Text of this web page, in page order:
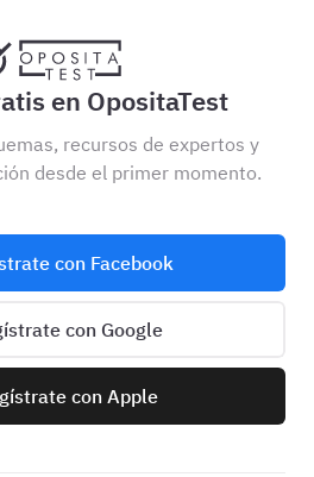
en OpositaTest
recursos de expertos y
desde el primer momento.
con Facebook
con Google
con Apple